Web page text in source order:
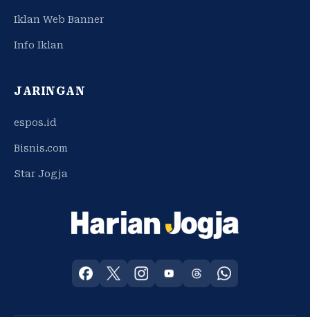
Iklan Web Banner
Info Iklan
JARINGAN
espos.id
Bisnis.com
Star Jogja